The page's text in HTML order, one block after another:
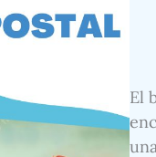
El